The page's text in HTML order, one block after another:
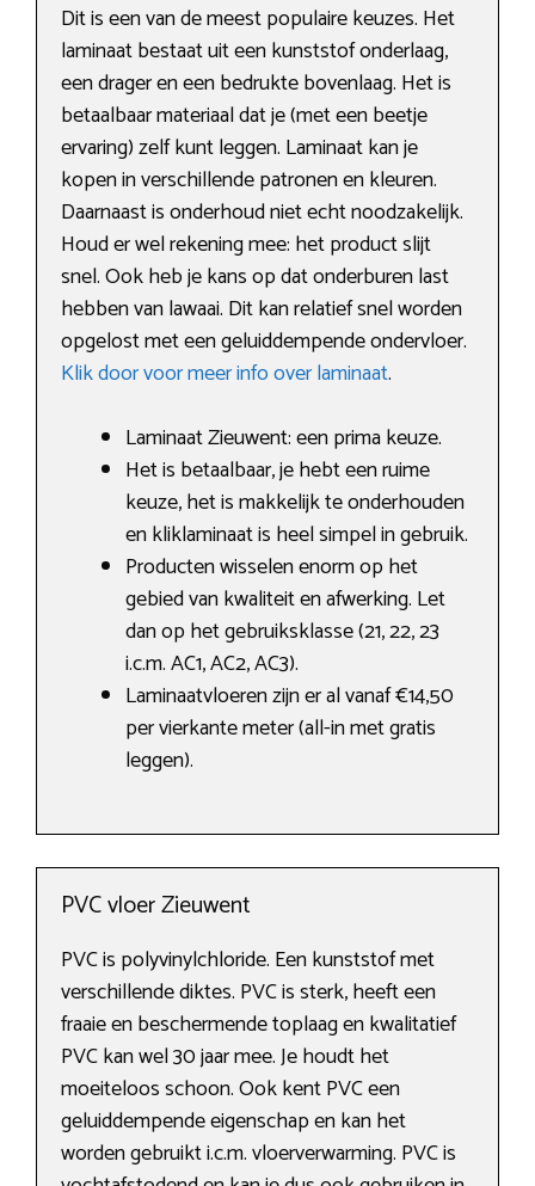
Dit is een van de meest populaire keuzes. Het
laminaat bestaat uit een kunststof onderlaag,
een drager en een bedrukte bovenlaag. Het is
betaalbaar materiaal dat je (met een beetje
ervaring) zelf kunt leggen. Laminaat kan je
kopen in verschillende patronen en kleuren.
Daarnaast is onderhoud niet echt noodzakelijk.
Houd er wel rekening mee: het product slijt
snel. Ook heb je kans op dat onderburen last
hebben van lawaai. Dit kan relatief snel worden
opgelost met een geluiddempende ondervloer.
Klik door voor meer info over laminaat.
Laminaat Zieuwent: een prima keuze.
Het is betaalbaar, je hebt een ruime
keuze, het is makkelijk te onderhouden
en kliklaminaat is heel simpel in gebruik.
Producten wisselen enorm op het
gebied van kwaliteit en afwerking. Let
dan op het gebruiksklasse (21, 22, 23
i.c.m. AC1, AC2, AC3).
Laminaatvloeren zijn er al vanaf €14,50
per vierkante meter (all-in met gratis
leggen).
PVC vloer Zieuwent
PVC is polyvinylchloride. Een kunststof met
verschillende diktes. PVC is sterk, heeft een
fraaie en beschermende toplaag en kwalitatief
PVC kan wel 30 jaar mee. Je houdt het
moeiteloos schoon. Ook kent PVC een
geluiddempende eigenschap en kan het
worden gebruikt i.c.m. vloerverwarming. PVC is